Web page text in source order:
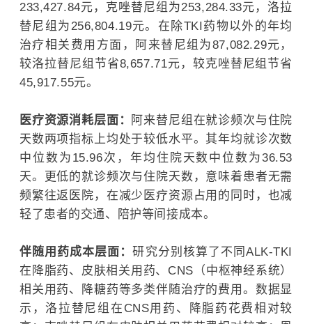
233,427.84元，克唑替尼组为253,284.33元，洛拉
替尼组为256,804.19元。在除TKI药物以外的年均
治疗相关费用方面，阿来替尼组为87,082.29元，
较洛拉替尼组节省8,657.71元，较克唑替尼组节省
45,917.55元。
医疗资源消耗层面：
阿来替尼组在就诊频次与住院
天数两项指标上均处于较低水平。其年均就诊次数
中位数为15.96次，年均住院天数中位数为36.53
天。更低的就诊频次与住院天数，意味着患者无需
频繁往返医院，在减少医疗资源占用的同时，也减
轻了患者的交通、陪护等间接成本。
伴随用药成本层面：研究分别核算了不同ALK-TKI
在降脂药、皮肤相关用药、CNS（中枢神经系统）
相关用药、降糖药等多类伴随治疗的费用。数据显
示，洛拉替尼组在CNS用药、降脂药花费相对较